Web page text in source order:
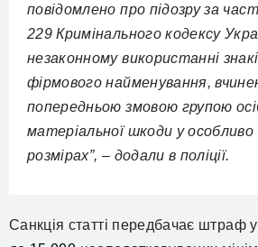
повідомлено про підозру за
229 Кримінального кодексу
незаконному використанні
фірмового найменування,
попередньою змовою групою
матеріальної шкоди у особливо
розмірах”, – додали в поліції.
Санкція статті передбачає штраф у